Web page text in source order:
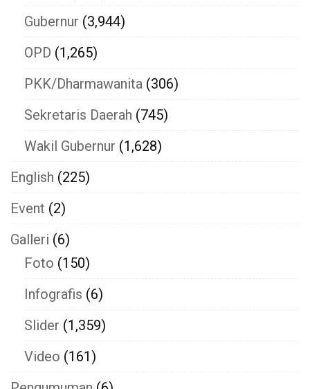
Gubernur (3,944)
OPD (1,265)
PKK/Dharmawanita (306)
Sekretaris Daerah (745)
Wakil Gubernur (1,628)
English (225)
Event (2)
Galleri (6)
Foto (150)
Infografis (6)
Slider (1,359)
Video (161)